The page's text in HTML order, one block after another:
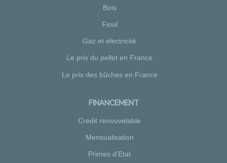
Bois
Fioul
Gaz et électricité
Le prix du pellet en France
Le prix des bûches en France
FINANCEMENT
Crédit renouvelable
Mensualisation
Primes d'Etat